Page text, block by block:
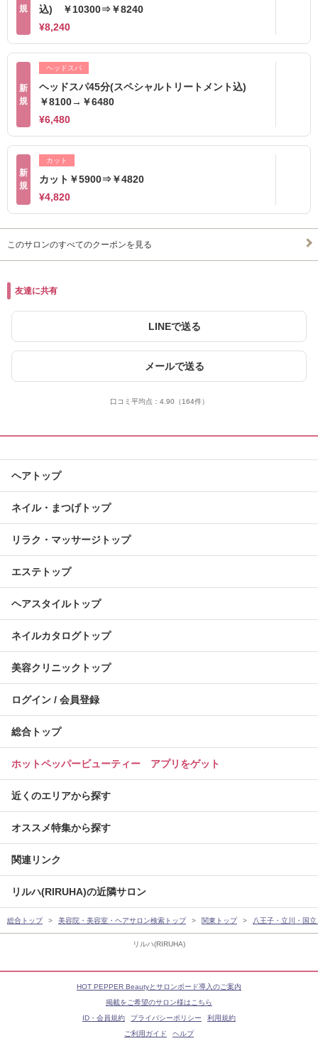
リルハ(RIRUHA)
規
込) ￥10300⇒￥8240
¥8,240
新
規
ヘッドスパ
ヘッドスパ45分(スペシャルトリートメント込)
￥8100→￥6480
¥6,480
新
規
カット
カット￥5900⇒￥4820
¥4,820
このサロンのすべてのクーポンを見る
友達に共有
LINEで送る
メールで送る
口コミ平均点： 4.90 （164件）
ヘアトップ
ネイル・まつげトップ
リラク・マッサージトップ
エステトップ
ヘアスタイルトップ
ネイルカタログトップ
美容クリニックトップ
ログイン / 会員登録
総合トップ
ホットペッパービューティー アプリをゲット
近くのエリアから探す
オススメ特集から探す
関連リンク
リルハ(RIRUHA)の近隣サロン
総合トップ 美容院・美容室・ヘアサロン検索トップ 関東トップ 八王子・立川・国
HOT PEPPER Beautyとサロンボード導入のご案内
掲載をご希望のサロン様はこちら
ID・会員規約
プライバシーポリシー
利用規約
ご利用ガイド
ヘルプ